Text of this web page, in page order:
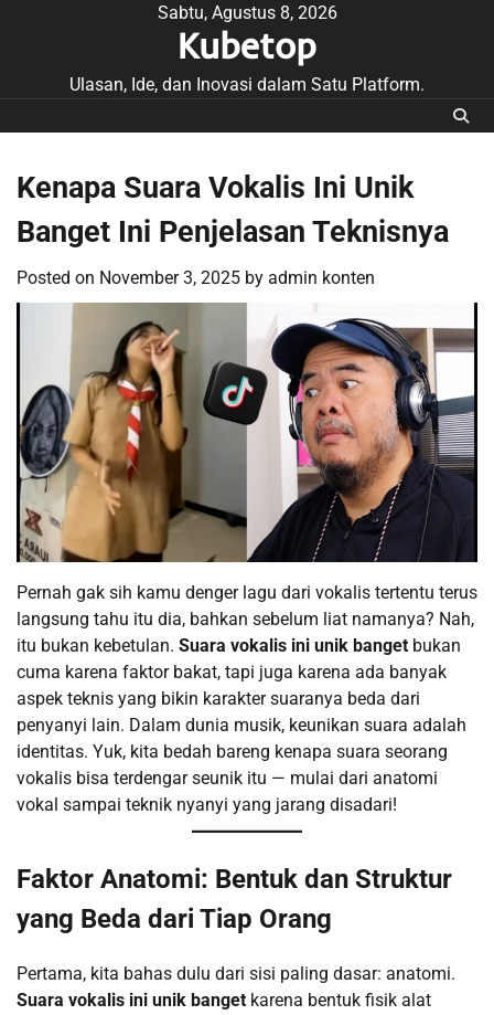
Sabtu, Agustus 8, 2026
Kubetop
Ulasan, Ide, dan Inovasi dalam Satu Platform.
Kenapa Suara Vokalis Ini Unik
Banget Ini Penjelasan Teknisnya
Posted on November 3, 2025 by admin konten
Pernah gak sih kamu denger lagu dari vokalis tertentu terus
langsung tahu itu dia, bahkan sebelum liat namanya? Nah,
itu bukan kebetulan. Suara vokalis ini unik banget bukan
cuma karena faktor bakat, tapi juga karena ada banyak
aspek teknis yang bikin karakter suaranya beda dari
penyanyi lain. Dalam dunia musik, keunikan suara adalah
identitas. Yuk, kita bedah bareng kenapa suara seorang
vokalis bisa terdengar seunik itu — mulai dari anatomi
vokal sampai teknik nyanyi yang jarang disadari!
Faktor Anatomi: Bentuk dan Struktur
yang Beda dari Tiap Orang
Pertama, kita bahas dulu dari sisi paling dasar: anatomi.
Suara vokalis ini unik banget karena bentuk fisik alat